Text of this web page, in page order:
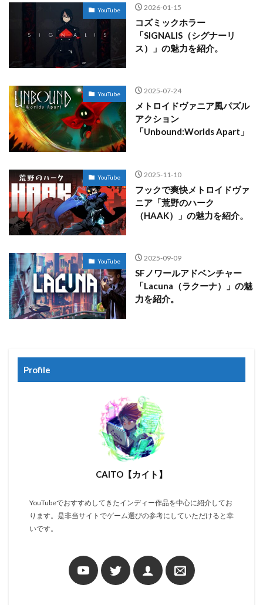
YouTube 2026-01-15
コズミックホラー
「SIGNALIS（シグナーリ
ス）」の魅力を紹介。
YouTube 2025-07-24
メトロイドヴァニア風パズル
アクション
「Unbound:Worlds Apart」
YouTube 2025-11-10
フックで爽快メトロイドヴァ
ニア「荒野のハーク
（HAAK）」の魅力を紹介。
YouTube 2025-09-09
SFノワールアドベンチャー
「Lacuna（ラクーナ）」の魅
力を紹介。
Profile
CAITO【カイト】
YouTubeでおすすめしてきたインディー作品を中心に紹介してお
ります。是非当サイトでゲーム選びの参考にしていただけると幸
いです。